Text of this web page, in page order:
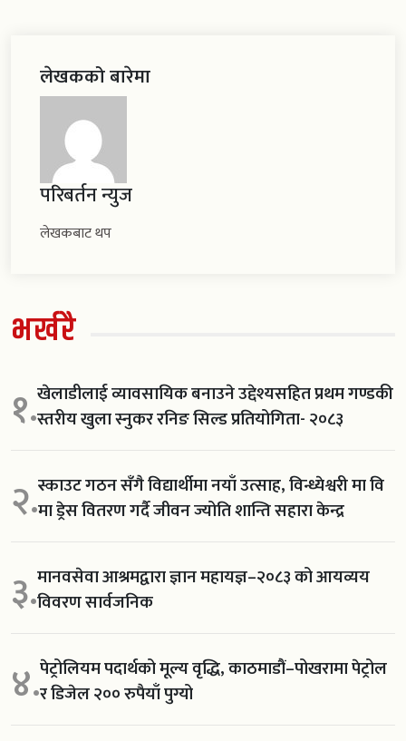
लेखकको बारेमा
परिबर्तन न्युज
लेखकबाट थप
भर्खरै
१.खेलाडीलाई व्यावसायिक बनाउने उद्देश्यसहित प्रथम गण्डकी
स्तरीय खुला स्नुकर रनिङ सिल्ड प्रतियोगिता- २०८३
२.स्काउट गठन सँगै विद्यार्थीमा नयाँ उत्साह, विन्ध्येश्वरी मा वि
मा ड्रेस वितरण गर्दै जीवन ज्योति शान्ति सहारा केन्द्र
३.मानवसेवा आश्रमद्वारा ज्ञान महायज्ञ–२०८३ को आयव्यय
विवरण सार्वजनिक
४.पेट्रोलियम पदार्थको मूल्य वृद्धि, काठमाडौं–पोखरामा पेट्रोल
र डिजेल २०० रुपैयाँ पुग्यो